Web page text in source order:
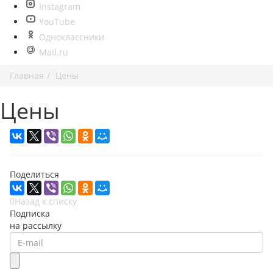
Instagram
YouTube
Одноклассники
Mail.ru
Главная
Цены
Цены
Поделиться
Назад к списку
Подписка
на рассылку